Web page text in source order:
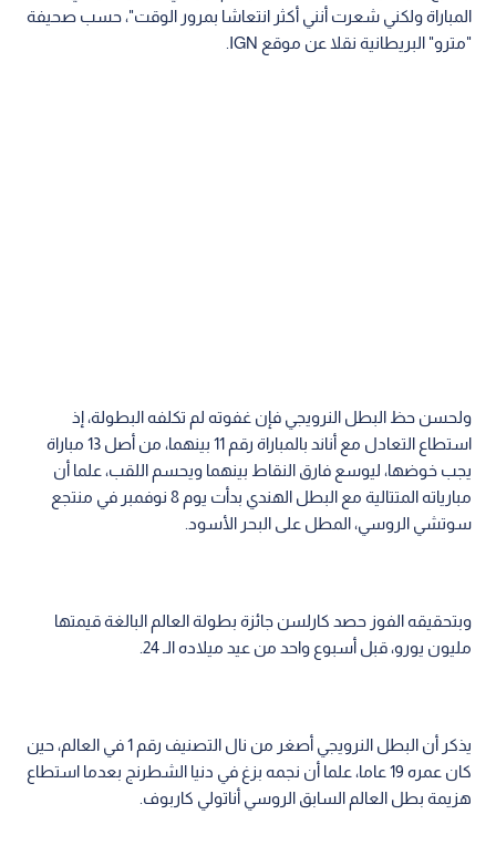
المباراة ولكني شعرت أنني أكثر انتعاشا بمرور الوقت"، حسب صحيفة
"مترو" البريطانية نقلا عن موقع IGN.
ولحسن حظ البطل النرويجي فإن غفوته لم تكلفه البطولة، إذ
استطاع التعادل مع أناند بالمباراة رقم 11 بينهما، من أصل 13 مباراة
يجب خوضها، ليوسع فارق النقاط بينهما ويحسم اللقب، علما أن
مبارياته المتتالية مع البطل الهندي بدأت يوم 8 نوفمبر في منتجع
سوتشي الروسي، المطل على البحر الأسود.
وبتحقيقه الفوز حصد كارلسن جائزة بطولة العالم البالغة قيمتها
مليون يورو، قبل أسبوع واحد من عيد ميلاده الـ 24.
يذكر أن البطل النرويجي أصغر من نال التصنيف رقم 1 في العالم، حين
كان عمره 19 عاما، علما أن نجمه بزغ في دنيا الشطرنج بعدما استطاع
هزيمة بطل العالم السابق الروسي أناتولي كاربوف.